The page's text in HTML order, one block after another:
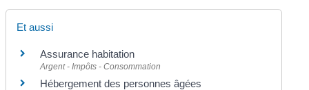
Et aussi
Assurance habitation
Argent - Impôts - Consommation
Hébergement des personnes âgées